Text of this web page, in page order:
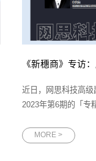
近日，网思科技高
2023年第6期的「专
业阅示，致力于为
MORE >